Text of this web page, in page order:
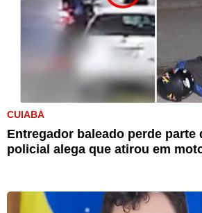
CUIABÁ
Entregador baleado perde parte
policial alega que atirou em